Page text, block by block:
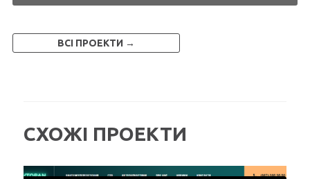
ВСІ ПРОЕКТИ →
СХОЖІ ПРОЕКТИ